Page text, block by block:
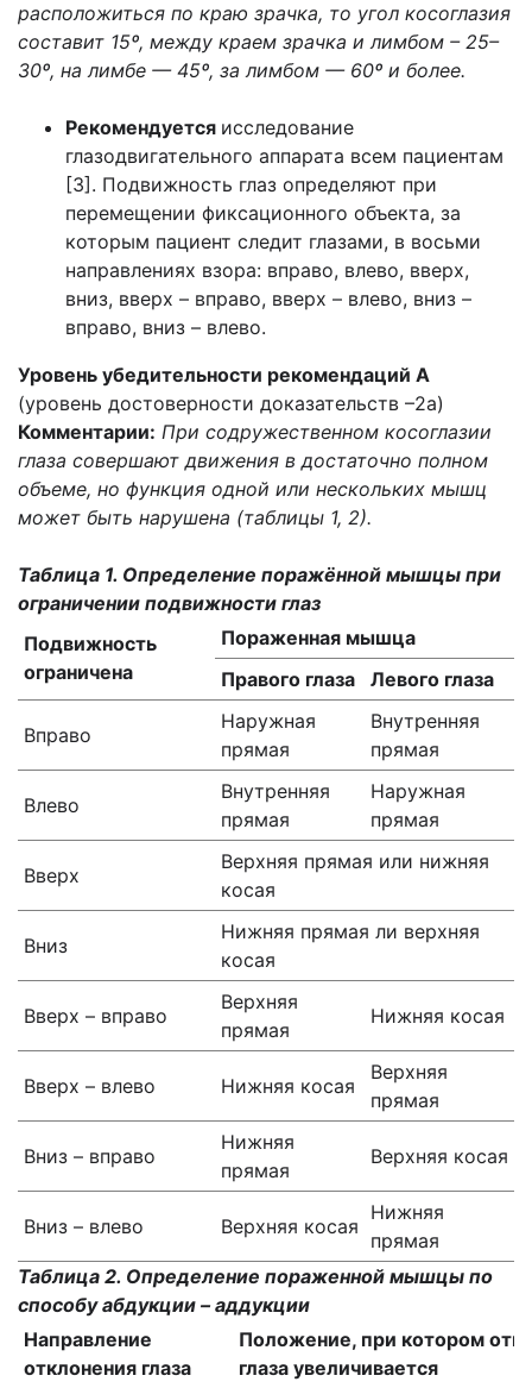
расположиться по краю зрачка, то угол косоглазия
составит 15º, между краем зрачка и лимбом – 25–
30º, на лимбе — 45º, за лимбом — 60º и более.
Рекомендуется исследование
глазодвигательного аппарата всем пациентам
[3]. Подвижность глаз определяют при
перемещении фиксационного объекта, за
которым пациент следит глазами, в восьми
направлениях взора: вправо, влево, вверх,
вниз, вверх – вправо, вверх – влево, вниз –
вправо, вниз – влево.
Уровень убедительности рекомендаций А
(уровень достоверности доказательств –2а)
Комментарии: При содружественном косоглазии
глаза совершают движения в достаточно полном
объеме, но функция одной или нескольких мышц
может быть нарушена (таблицы 1, 2).
Таблица 1. Определение поражённой мышцы при
ограничении подвижности глаз
Подвижность
ограничена
Пораженная мышца
Правого глаза
Левого глаза
Вправо
Наружная
прямая
Внутренняя
прямая
Влево
Внутренняя
прямая
Наружная
прямая
Вверх
Верхняя прямая или нижняя
косая
Вниз
Нижняя прямая ли верхняя
косая
Вверх – вправо
Верхняя
прямая
Нижняя косая
Вверх – влево Нижняя косая
Верхняя
прямая
Вниз – вправо
Нижняя
прямая
Верхняя косая
Вниз – влево Верхняя косая
Нижняя
прямая
Таблица 2. Определение пораженной мышцы по
способу абдукции – аддукции
Направление
отклонения глаза
Положение, при котором
глаза увеличивается